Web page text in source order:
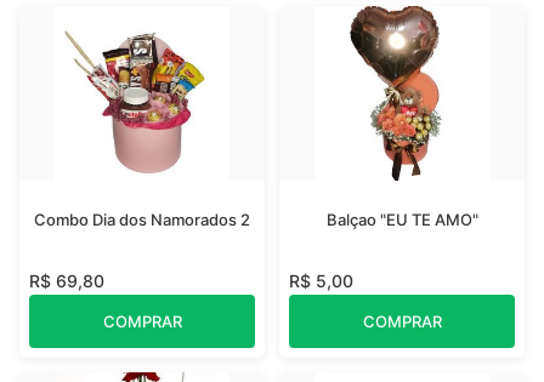
Combo Dia dos Namorados 2
R$ 69,80
COMPRAR
Balçao "EU TE AMO"
R$ 5,00
COMPRAR